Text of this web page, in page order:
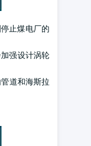
止煤电厂的
强设计涡轮
道和海斯拉